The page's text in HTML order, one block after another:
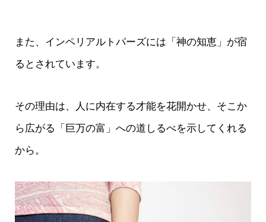
また、インペリアルトパーズには「神の知恵」が宿
るとされています。
その理由は、人に内在する才能を花開かせ、そこか
ら広がる「巨万の富」への道しるべを示してくれる
から。